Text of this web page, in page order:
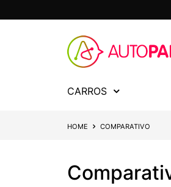
CARROS
HOME COMPARATIVO